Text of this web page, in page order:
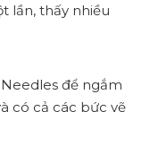
lần, thấy nhiều
để ngắm
có cả các bức vẽ